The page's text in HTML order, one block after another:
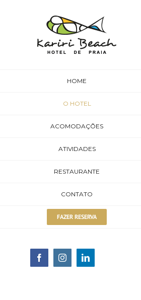
HOME
O HOTEL
ACOMODAÇÕES
ATIVIDADES
RESTAURANTE
CONTATO
FAZER RESERVA
FacebookInstagramLinkedIn